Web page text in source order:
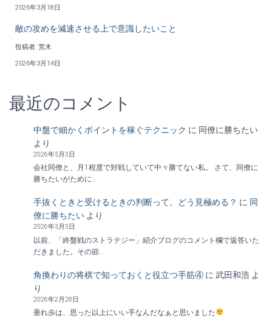
2026年3月18日
敵の攻めを減速させる上で意識したいこと
投稿者: 荒木
2026年3月14日
最近のコメント
中盤で細かくポイントを稼ぐテクニック に 同僚に勝ちたい
より
2026年5月3日
会社同僚と、月1程度で対戦していて中々勝てない私。 さて、同僚に
勝ちたいがために…
手抜くときと受けるときの判断って、どう見極める？ に 同
僚に勝ちたい より
2026年5月3日
以前、「終盤戦のストラテジー」紹介ブログのコメント欄で返答いた
だきました。その節…
角換わりの将棋で知っておくと役立つ手筋④ に 武田和浩 よ
り
2026年2月28日
垂れ歩は、思った以上にいい手なんだなぁと思いました